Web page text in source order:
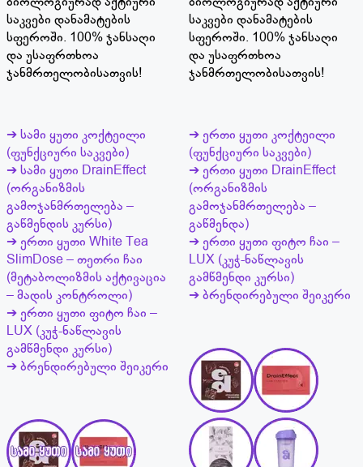
საკვები დანამატების
სფეროში. 100% ჯანსაღი
და უსაფრთხოა
ჯანმრთელობისათვის!
➔ სამი ყუთი კოქტეილი
(ფუნქციური საკვები)
➔ სამი ყუთი DrainEffect
(ორგანიზმის
გამოჯანმრთელება –
გაწმენდის კურსი)
➔ ერთი ყუთი White Tea
SlimDose – თეთრი ჩაი
(მეტაბოლიზმის აქტივაცია
– მადის კონტროლი)
➔ ერთი ყუთი ფიტო ჩაი –
LUX (კუჭ-ნაწლავის
გამწმენდი კურსი)
➔ ბრენდირებული შეიკერი
საკვები დანამატების
სფეროში. 100% ჯანსაღი
და უსაფრთხოა
ჯანმრთელობისათვის!
➔ ერთი ყუთი კოქტეილი
(ფუნქციური საკვები)
➔ ერთი ყუთი DrainEffect
(ორგანიზმის
გამოჯანმრთელება –
გაწმენდა)
➔ ერთი ყუთი ფიტო ჩაი –
LUX (კუჭ-ნაწლავის
გამწმენდი კურსი)
➔ ბრენდირებული შეიკერი